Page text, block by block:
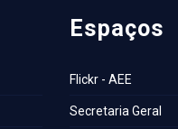
Espaços
Flickr - AEE
Secretaria Geral